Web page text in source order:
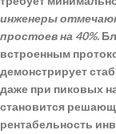
инженеры
простоев на 40%.
встроенным
демонстрирует
даже при пиковых
становится
рентабельность